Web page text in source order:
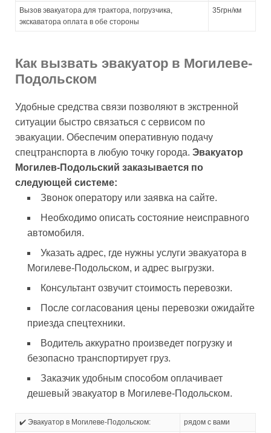
Вызов эвакуатора для трактора, погрузчика,
экскаватора оплата в обе стороны
35грн/км
Как вызвать эвакуатор в Могилеве-
Подольском
Удобные средства связи позволяют в экстренной
ситуации быстро связаться с сервисом по
эвакуации. Обеспечим оперативную подачу
спецтранспорта в любую точку города. Эвакуатор
Могилев-Подольский заказывается по
следующей системе:
Звонок оператору или заявка на сайте.
Необходимо описать состояние неисправного
автомобиля.
Указать адрес, где нужны услуги эвакуатора в
Могилеве-Подольском, и адрес выгрузки.
Консультант озвучит стоимость перевозки.
После согласования цены перевозки ожидайте
приезда спецтехники.
Водитель аккуратно произведет погрузку и
безопасно транспортирует груз.
Заказчик удобным способом оплачивает
дешевый эвакуатор в Могилеве-Подольском.
✔️ Эвакуатор в Могилеве-Подольском: рядом с вами